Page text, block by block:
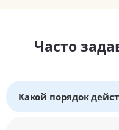
Часто
Какой порядок